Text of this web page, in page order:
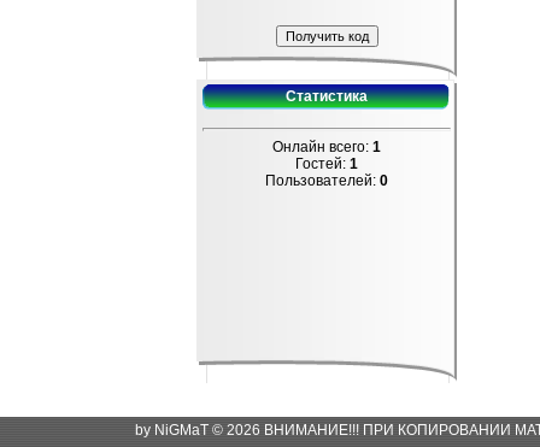
Статистика
Онлайн всего: 1
Гостей: 1
Пользователей: 0
by NiGMaT © 2026 ВНИМАНИЕ!!! ПРИ КОПИРОВАНИИ